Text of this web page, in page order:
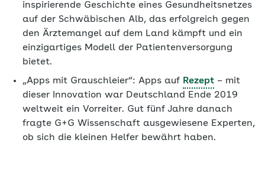
inspirierende Geschichte eines Gesundheitsnetzes
auf der Schwäbischen Alb, das erfolgreich gegen
den Ärztemangel auf dem Land kämpft und ein
einzigartiges Modell der Patientenversorgung
bietet.
„Apps mit Grauschleier“: Apps auf Rezept – mit
dieser Innovation war Deutschland Ende 2019
weltweit ein Vorreiter. Gut fünf Jahre danach
fragte G+G Wissenschaft ausgewiesene Experten,
ob sich die kleinen Helfer bewährt haben.